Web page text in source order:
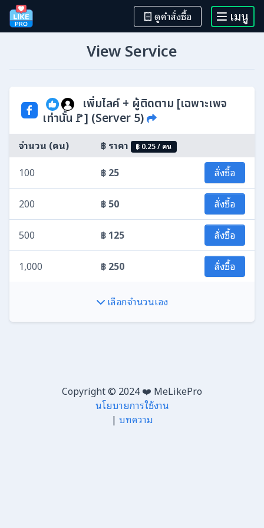
ดูคำสั่งซื้อ เมนู
View Service
เพิ่มไลค์ + ผู้ติดตาม [เฉพาะเพจ
เท่านั้น🚩] (Server 5)
จำนวน (คน) ฿ ราคา ฿ 0.25 / คน
100 ฿ 25 สั่งซื้อ
200 ฿ 50 สั่งซื้อ
500 ฿ 125 สั่งซื้อ
1,000 ฿ 250 สั่งซื้อ
เลือกจำนวนเอง
Copyright © 2024 ❤️ MeLikePro
นโยบายการใช้งาน
| บทความ